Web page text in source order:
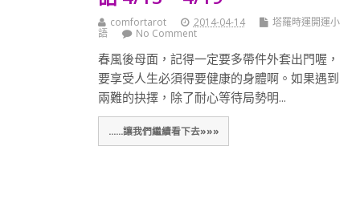
comfortarot 2014-04-14
塔羅時運開運小
語
No Comment
春風後母面，記得一定要多帶件外套出門喔，
要享受人生必須得要健康的身體啊。如果遇到
兩難的抉擇，除了耐心等待局勢明...
......讓我們繼續看下去»»»